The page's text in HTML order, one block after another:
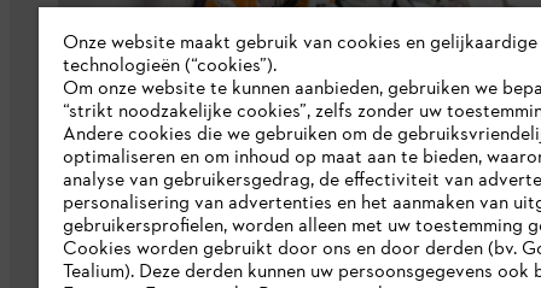
Bedrijf
Over ons
Pers
Werken bij STIHL
Duurzaamheid
STIHL rapportagesysteem
Onze website maakt gebruik van cookies en gelijkaardige
technologieën (“cookies”).
Om onze website te kunnen aanbieden, gebruiken we
“strikt noodzakelijke cookies”, zelfs zonder uw
Andere cookies die we gebruiken om de
optimaliseren en om inhoud op maat aan te bieden,
analyse van gebruikersgedrag, de effectiviteit van
personalisering van advertenties en het aanmaken van
gebruikersprofielen, worden alleen met uw toestemming
Cookies worden gebruikt door ons en door derden (bv.
Tealium). Deze derden kunnen uw persoonsgegevens ook